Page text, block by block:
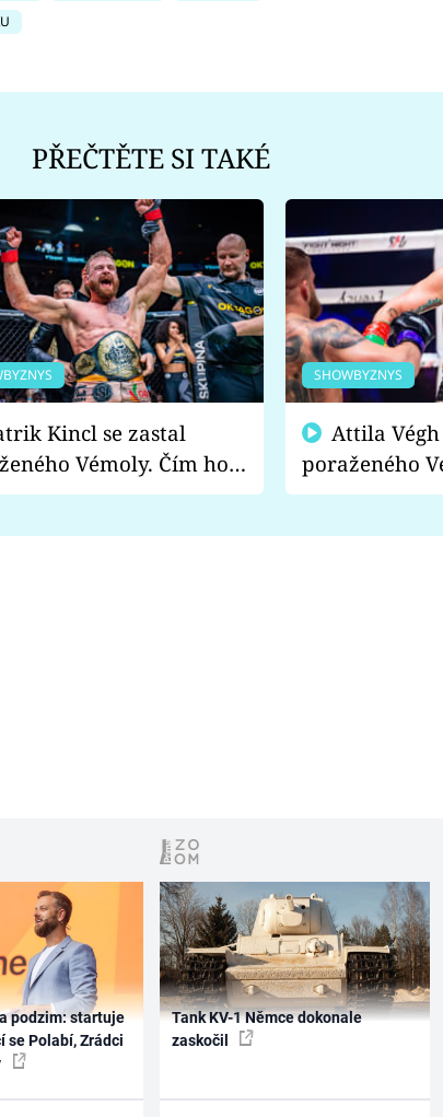
PŘEČTĚTE SI TAKÉ
Vémoly. Čím ho
naštvali?
SHOWBYZNYS
poraženého
chce raději
podzim: startuje
se Polabí, Zrádci
Tank KV-1 Němce dokonale
zaskočil